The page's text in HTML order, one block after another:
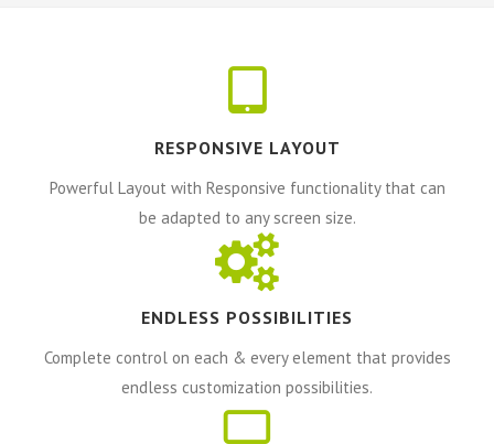
RESPONSIVE LAYOUT
Powerful Layout with Responsive functionality that can
be adapted to any screen size.
ENDLESS POSSIBILITIES
Complete control on each & every element that provides
endless customization possibilities.